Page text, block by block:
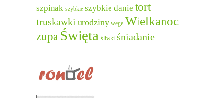
szpinak szybkie szybkie danie tort
truskawki urodziny wege Wielkanoc
zupa Święta śliwki śniadanie